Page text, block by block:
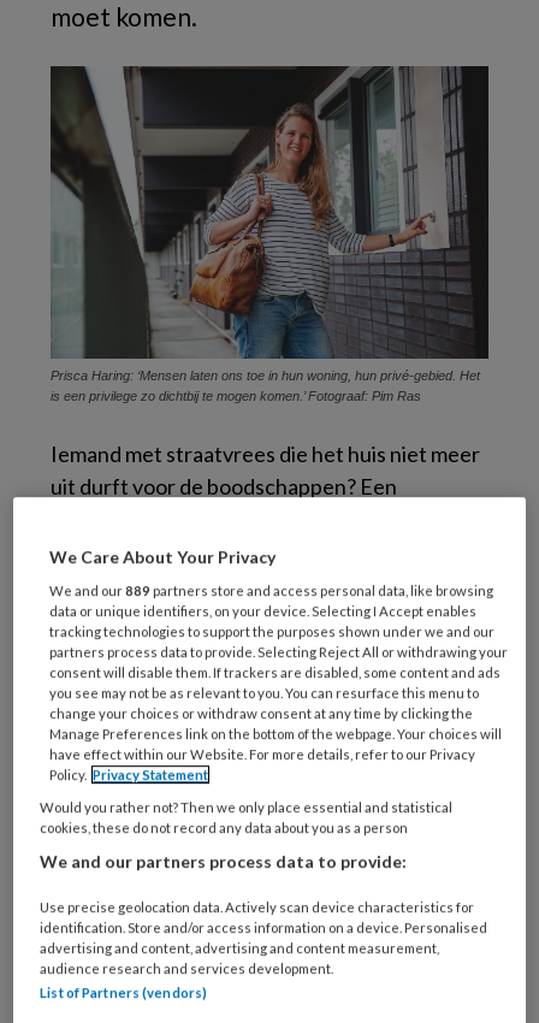
moet komen.
Prisca Haring: ‘Mensen laten ons toe in hun woning, hun privé-gebied. Het
is een privilege zo dichtbij te mogen komen.’ Fotograaf: Pim Ras
Iemand met straatvrees die het huis niet meer
uit durft voor de boodschappen? Een
financiële administratie nadat de partner is
weggevallen? Of een gezin waarin een ouder
kampt met een drankprobleem waardoor de
kinderen in de knel komen. Het zijn zomaar een
paar voorbeelden waar Prisca Harinck (35)
dagelijks in haar werk bij Amstelring
Thuisbegeleiding mee te maken heeft, vertelt
ze. ‘Als thuisbegeleider sta ik mensen bij van
nul tot negentig, in alle levensdomeinen. Dat
gaat onder meer om persoonlijke verzorging,
wonen, financiën, opvoeding en dagbesteding.
Het vak is heel breed.’ Het is haar taak ‘een
eindje met mensen mee te lopen’ en
belemmeringen weg te nemen. Zodat ze
daarna weer verder kunnen, legt Prisca uit.
We Care About Your Privacy
We and our889 partners store and access personal data, like browsing
data or unique identifiers, on your device. Selecting I Accept enables
tracking technologies to support the purposes shown under we and our
partners process data to provide. Selecting Reject All or withdrawing your
consent will disable them. If trackers are disabled, some content and ads
you see may not be as relevant to you. You can resurface this menu to
change your choices or withdraw consent at any time by clicking the
Manage Preferences link on the bottom of the webpage. Your choices will
have effect within our Website. For more details, refer to our Privacy
Policy. Privacy Statement
Would you rather not? Then we only place essential and statistical
cookies, these do not record any data about you as a person
We and our partners process data to provide:
Use precise geolocation data. Actively scan device characteristics for
identification. Store and/or access information on a device. Personalised
advertising and content, advertising and content measurement,
audience research and services development.
List of Partners (vendors)